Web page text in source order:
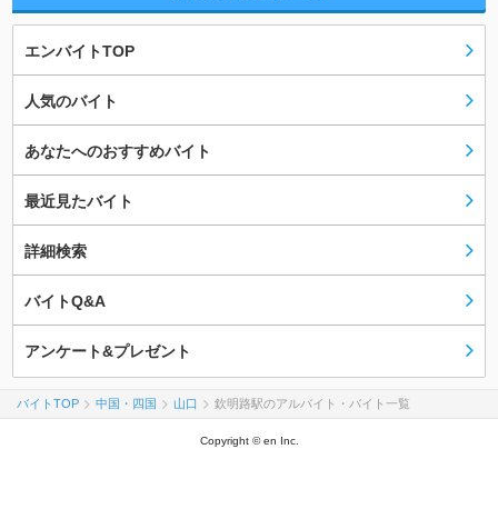
エンバイトTOP
人気のバイト
あなたへのおすすめバイト
最近見たバイト
詳細検索
バイトQ&A
アンケート&プレゼント
バイトTOP 中国・四国 山口 欽明路駅のアルバイト・バイト一覧
Copyright © en Inc.